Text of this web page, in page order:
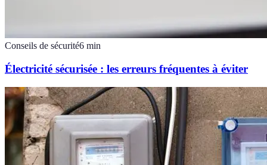
Conseils de sécurité6 min
Électricité sécurisée : les erreurs fréquentes à éviter